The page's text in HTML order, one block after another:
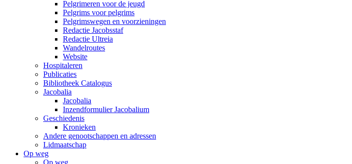
Pelgrimeren voor de jeugd
Pelgrims voor pelgrims
Pelgrimswegen en voorzieningen
Redactie Jacobsstaf
Redactie Ultreia
Wandelroutes
Website
Hospitaleren
Publicaties
Bibliotheek Catalogus
Jacobalia
Jacobalia
Inzendformulier Jacobalium
Geschiedenis
Kronieken
Andere genootschappen en adressen
Lidmaatschap
Op weg
Op weg